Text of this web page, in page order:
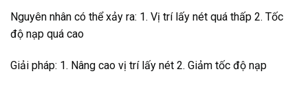
Nguyên nhân có thể xảy ra: 1. Vị trí lấy nét quá thấp 2. Tốc
độ nạp quá cao
Giải pháp: 1. Nâng cao vị trí lấy nét 2. Giảm tốc độ nạp